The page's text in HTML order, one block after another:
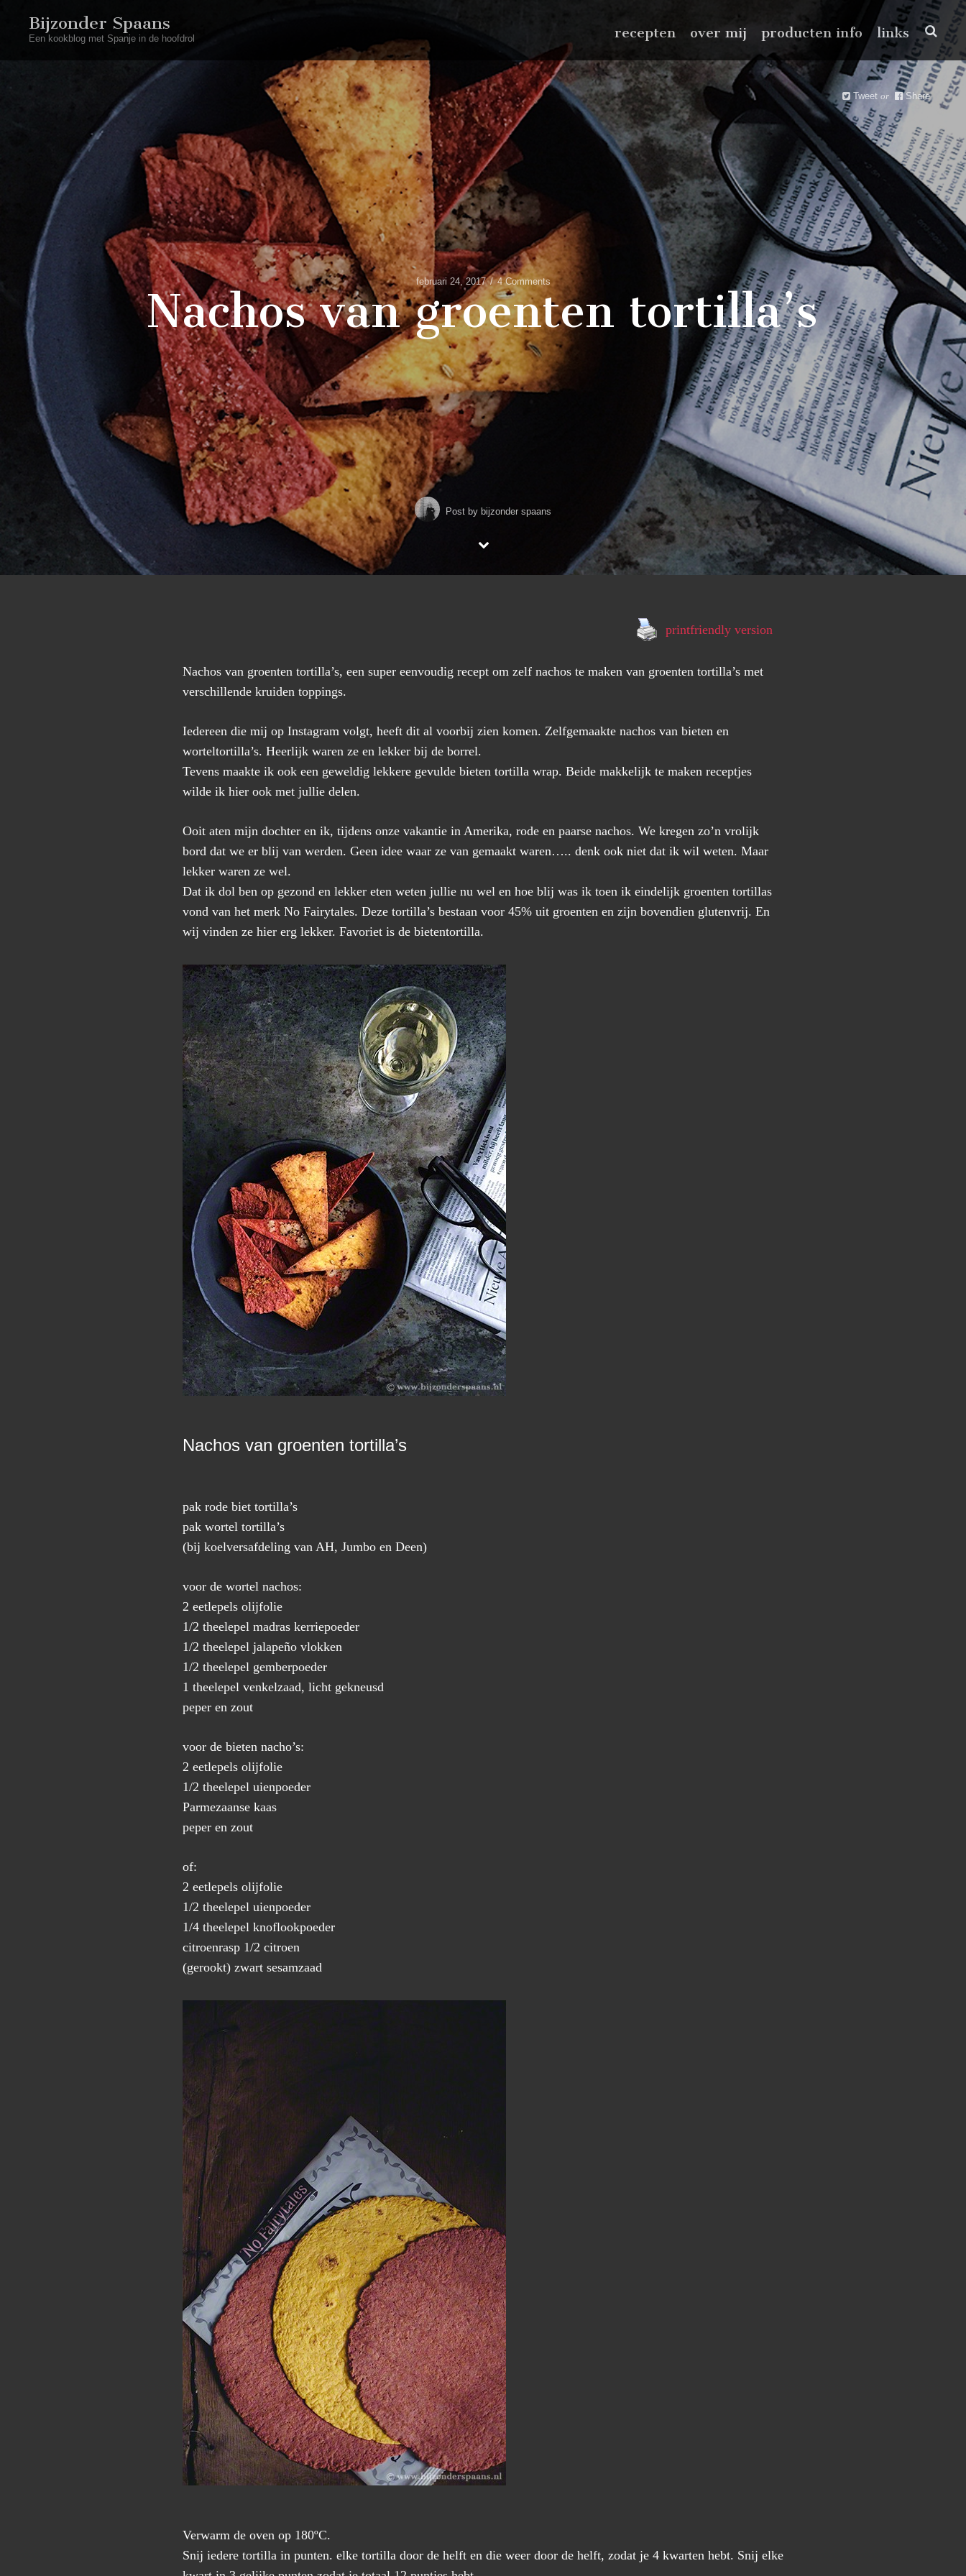
Bijzonder Spaans
Een kookblog met Spanje in de hoofdrol recepten over mij producten info links
februari 24, 2017 4 Comments
Nachos van groenten tortilla’s
Tweet or Share
Post by bijzonder spaans
printfriendly version
Nachos van groenten tortilla’s, een super eenvoudig recept om zelf nachos te maken van groenten tortilla’s met
verschillende kruiden toppings.
Iedereen die mij op Instagram volgt, heeft dit al voorbij zien komen. Zelfgemaakte nachos van bieten en
worteltortilla’s. Heerlijk waren ze en lekker bij de borrel.
Tevens maakte ik ook een geweldig lekkere gevulde bieten tortilla wrap. Beide makkelijk te maken receptjes
wilde ik hier ook met jullie delen.
Ooit aten mijn dochter en ik, tijdens onze vakantie in Amerika, rode en paarse nachos. We kregen zo’n vrolijk
bord dat we er blij van werden. Geen idee waar ze van gemaakt waren….. denk ook niet dat ik wil weten. Maar
lekker waren ze wel.
Dat ik dol ben op gezond en lekker eten weten jullie nu wel en hoe blij was ik toen ik eindelijk groenten tortillas
vond van het merk No Fairytales. Deze tortilla’s bestaan voor 45% uit groenten en zijn bovendien glutenvrij. En
wij vinden ze hier erg lekker. Favoriet is de bietentortilla.
Nachos van groenten tortilla’s
pak rode biet tortilla’s
pak wortel tortilla’s
(bij koelversafdeling van AH, Jumbo en Deen)
voor de wortel nachos:
2 eetlepels olijfolie
1/2 theelepel madras kerriepoeder
1/2 theelepel jalapeño vlokken
1/2 theelepel gemberpoeder
1 theelepel venkelzaad, licht gekneusd
peper en zout
voor de bieten nacho’s:
2 eetlepels olijfolie
1/2 theelepel uienpoeder
Parmezaanse kaas
peper en zout
of:
2 eetlepels olijfolie
1/2 theelepel uienpoeder
1/4 theelepel knoflookpoeder
citroenrasp 1/2 citroen
(gerookt) zwart sesamzaad
Verwarm de oven op 180ºC.
Snij iedere tortilla in punten. elke tortilla door de helft en die weer door de helft, zodat je 4 kwarten hebt. Snij elke